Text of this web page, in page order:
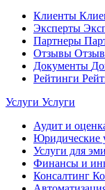
Клиенты
Эксперты
Партнеры
Отзывы
Документы
Рейтинги
Услуги Услуги
Аудит и
Юридические
Услуги для
Финансы и
Консалтинг